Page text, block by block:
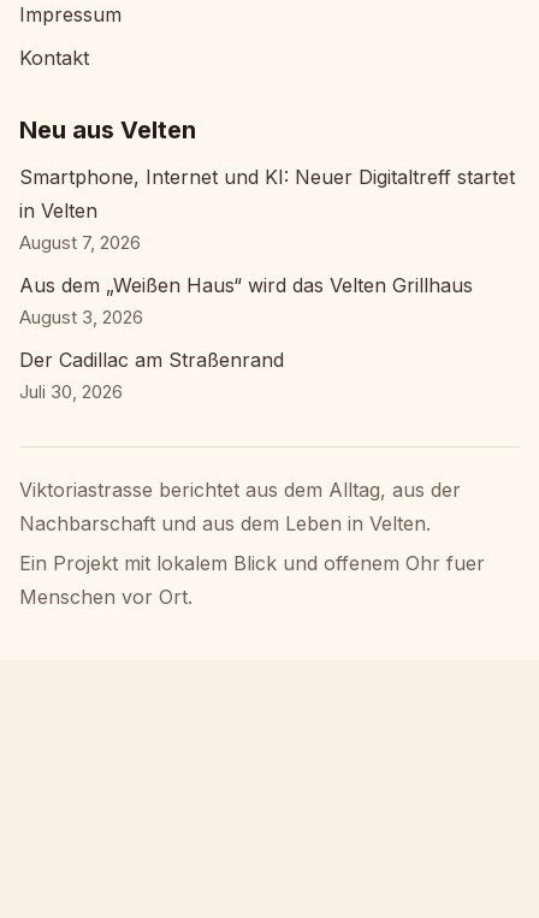
Impressum
Kontakt
Neu aus Velten
Smartphone, Internet und KI: Neuer Digitaltreff startet
in Velten
August 7, 2026
Aus dem „Weißen Haus“ wird das Velten Grillhaus
August 3, 2026
Der Cadillac am Straßenrand
Juli 30, 2026
Viktoriastrasse berichtet aus dem Alltag, aus der
Nachbarschaft und aus dem Leben in Velten.
Ein Projekt mit lokalem Blick und offenem Ohr fuer
Menschen vor Ort.